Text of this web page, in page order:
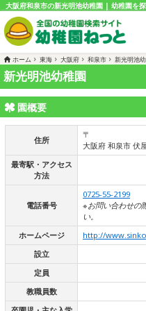
大阪府和泉市の新光明池幼稚園 | 幼稚園を
ホーム 東海 大阪府 和泉市 新光明池
新光明池幼稚園
園概要
住所
〒
大阪府 和泉市 伏
最寄駅・アクセス
方法
電話番号
0725-55-2199
※お問い合わせの
い。
ホームページ
http://
設立
定員
教職員数